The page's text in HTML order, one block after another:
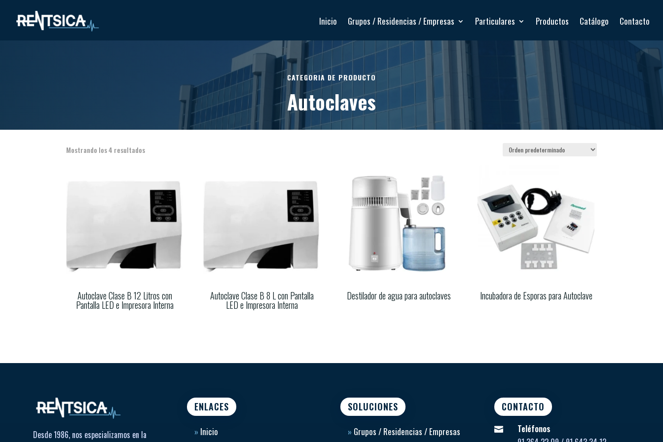
Inicio Grupos / Residencias / Empresas Particulares Productos Catálogo Contacto
CATEGORIA DE PRODUCTO
Autoclaves
Mostrando los 4 resultados
Autoclave Clase B 12 Litros con
Pantalla LED e Impresora Interna
Autoclave Clase B 8 L con Pantalla
LED e Impresora Interna
Destilador de agua para autoclaves Incubadora de Esporas para Autoclave
Desde 1986, nos especializamos en la
ENLACES
» Inicio
SOLUCIONES
» Grupos / Residencias / Empresas
CONTACTO

Teléfonos